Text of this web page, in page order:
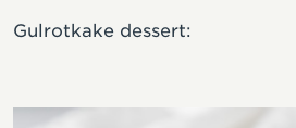
Gulrotkake dessert: